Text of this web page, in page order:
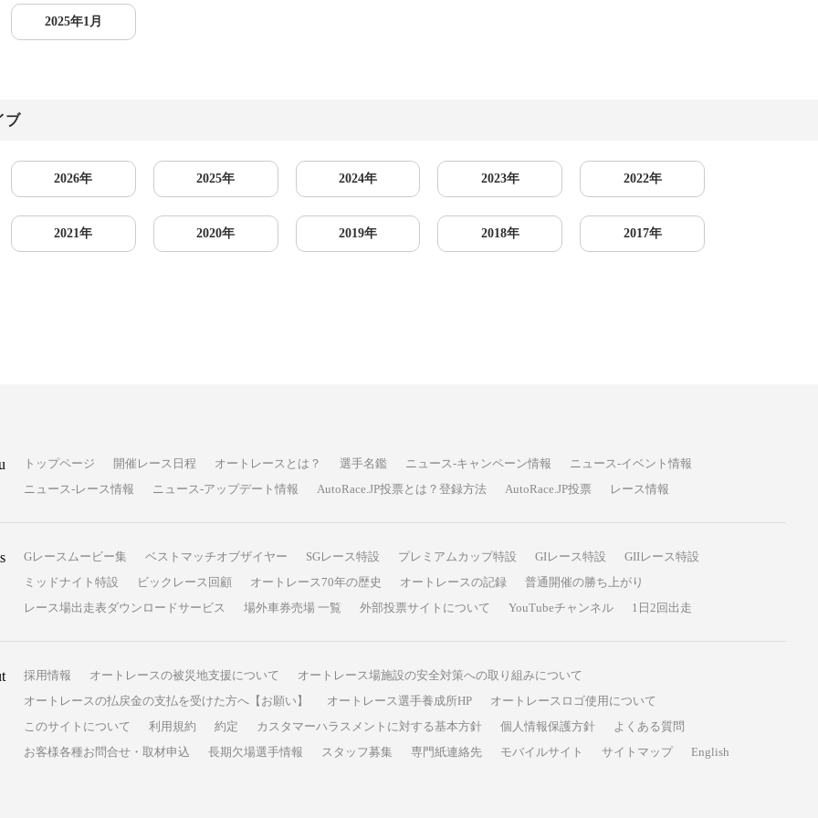
2025年1月
ブ
2026年 2025年 2024年 2023年 2022年
2021年 2020年 2019年 2018年 2017年
トップページ 開催レース日程 オートレースとは？ 選手名鑑 ニュース-キャンペーン情報
ニュース-イベント情報
ニュース-レース情報
ニュース-アップデート情報 AutoRace.JP投票とは？登録方法 AutoRace.JP投票 レース情報
Gレースムービー集 ベストマッチオブザイヤー SGレース特設 プレミアムカップ特設 GIレース特設
GIIレース特設
ミッドナイト特設
ビックレース回顧 オートレース70年の歴史 オートレースの記録
普通開催の勝ち上がり
レース場出走表ダウンロードサービス
場外車券売場 一覧 外部投票サイトについて YouTubeチャンネル 1日2回出走
採用情報 オートレースの被災地支援について
オートレース場施設の安全対策への取り組みについて
オートレースの払戻金の支払を受けた方へ【お願い】
オートレース選手養成所HP
オートレースロゴ使用について
このサイトについて
利用規約 約定 カスタマーハラスメントに対する基本方針 個人情報保護方針
よくある質問
お客様各種お問合せ・取材申込
長期欠場選手情報 スタッフ募集 専門紙連絡先 モバイルサイト サイトマップ English